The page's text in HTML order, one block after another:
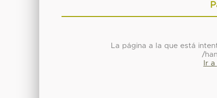
La página a la que está
/
Ir